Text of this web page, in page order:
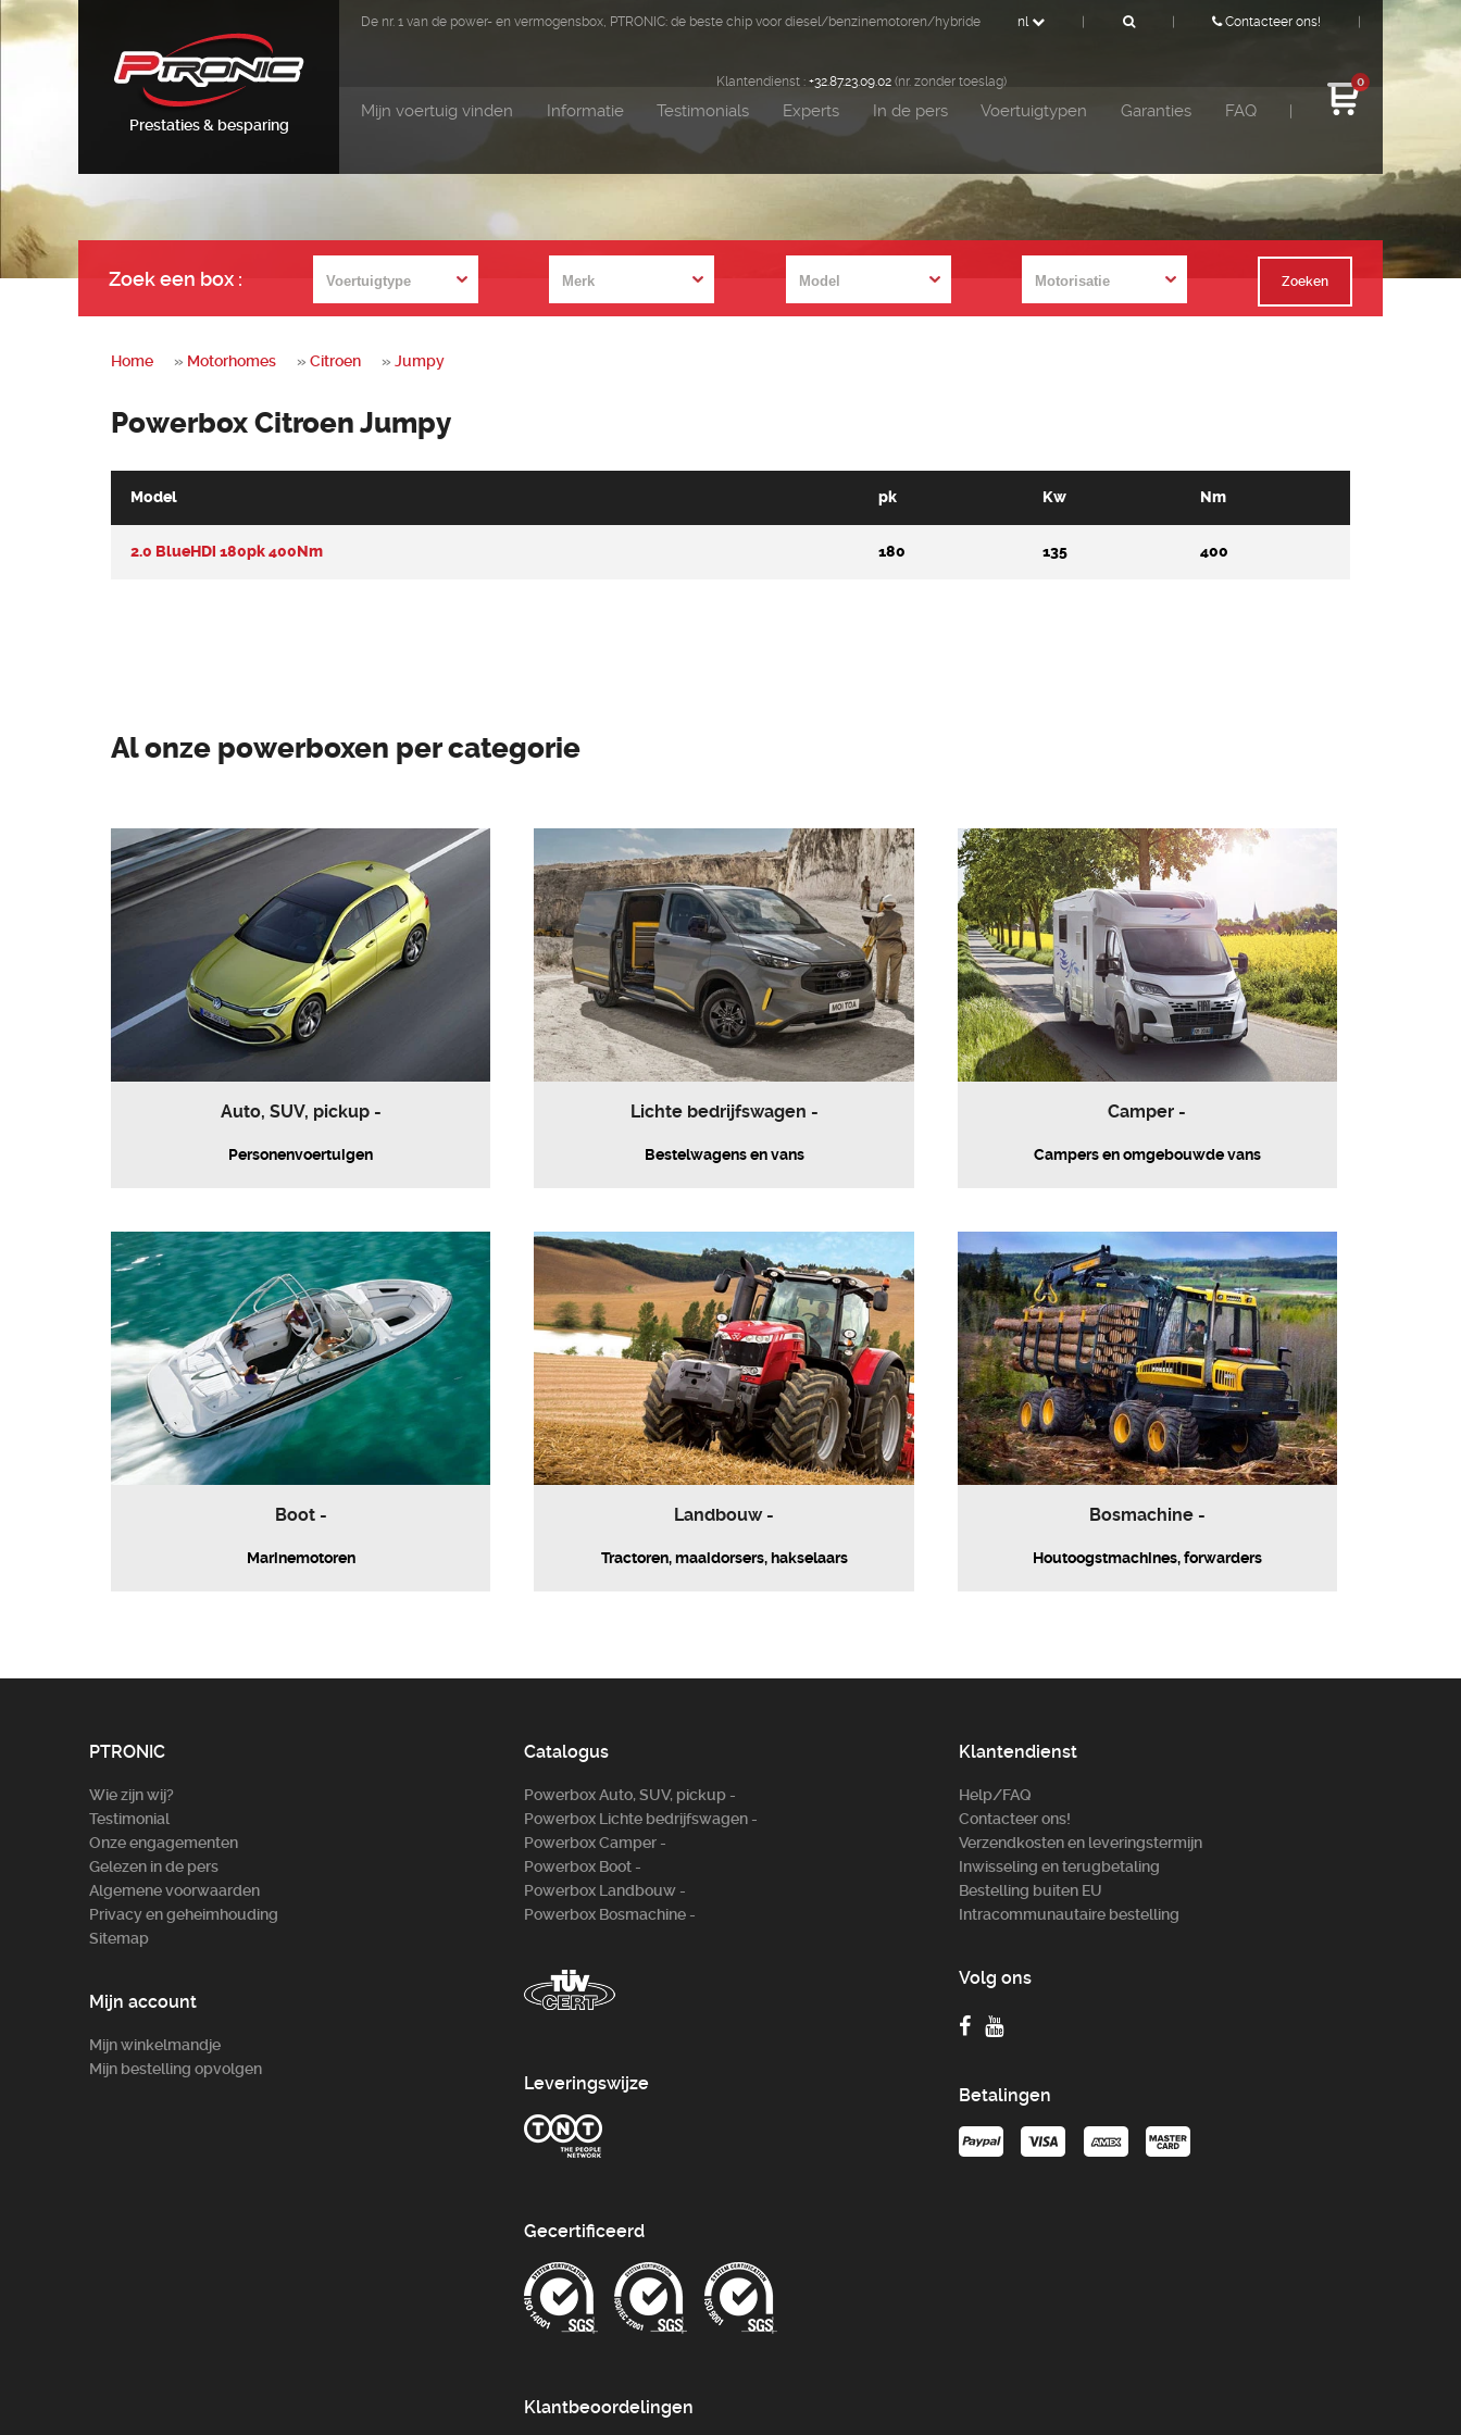
Prestaties & besparing
Mijn voertuig vinden Informatie Testimonials Experts In de pers Voertuigtypen Garanties FAQ
0
De nr. 1 van de power- en vermogensbox, PTRONIC: de beste chip voor diesel/benzinemotoren/hybride nl Contacteer ons!
Klantendienst : +32.87.23.09.02(nr. zonder toeslag)
Zoek een box : Zoeken
Home » Motorhomes » Citroen » Jumpy
Powerbox Citroen Jumpy
Model pk Kw Nm
2.0 BlueHDi 180pk 400Nm 180 135 400
Al onze powerboxen per categorie
Auto, SUV, pickup -
Personenvoertuigen
Lichte bedrijfswagen -
Bestelwagens en vans
Camper -
Campers en omgebouwde vans
Boot -
Marinemotoren
Landbouw -
Tractoren, maaidorsers, hakselaars
Bosm­achine -
Houtoogstmachines, forwarders
PTRONIC
Wie zijn wij?
Testimonial
Onze engagementen
Gelezen in de pers
Algemene voorwaarden
Privacy en geheimhouding
Sitemap
Mijn account
Mijn winkelmandje
Mijn bestelling opvolgen
Catalogus
Powerbox Auto, SUV, pickup -
Powerbox Lichte bedrijfswagen -
Powerbox Camper -
Powerbox Boot -
Powerbox Landbouw -
Powerbox Bosm­achine -
Leveringswijze
Gecertificeerd
Klantbeoordelingen
Klantendienst
Help/FAQ
Contacteer ons!
Verzendkosten en leveringstermijn
Inwisseling en terugbetaling
Bestelling buiten EU
Intracommunautaire bestelling
Volg ons
Betalingen